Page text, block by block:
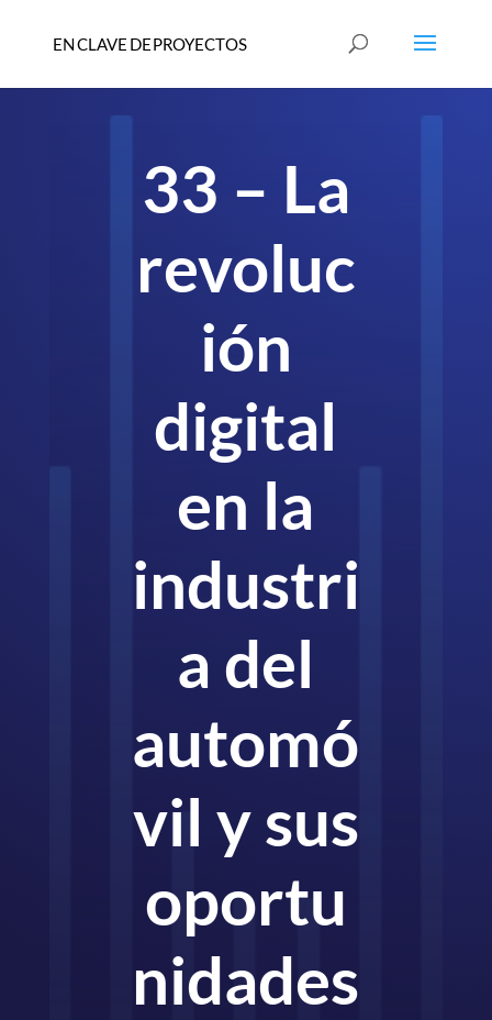
33 – La
revoluc
ión
digital
en la
industri
a del
automó
vil y sus
oportu
nidades